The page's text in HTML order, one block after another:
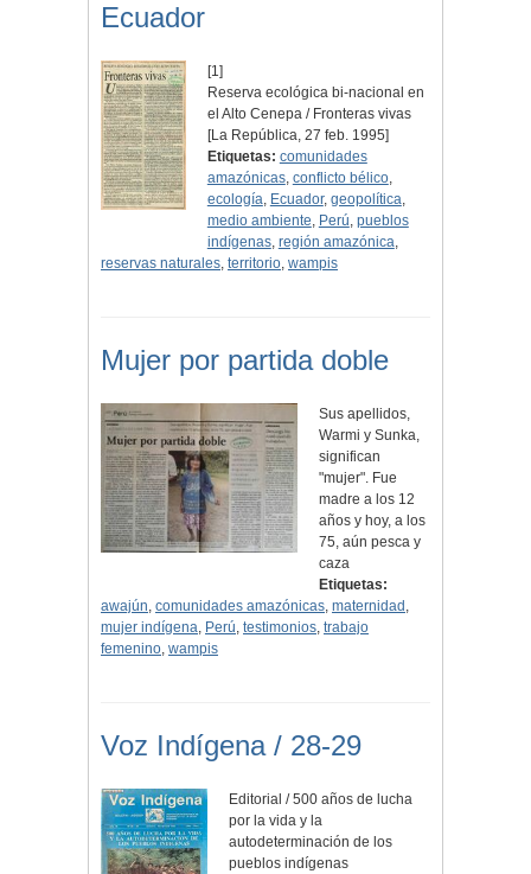
Ecuador
[1]
Reserva ecológica bi-nacional en
el Alto Cenepa / Fronteras vivas
[La República, 27 feb. 1995]
Etiquetas: comunidades
amazónicas, conflicto bélico,
ecología, Ecuador, geopolítica,
medio ambiente, Perú, pueblos
indígenas, región amazónica,
reservas naturales, territorio, wampis
Mujer por partida doble
Sus apellidos,
Warmi y Sunka,
significan
"mujer". Fue
madre a los 12
años y hoy, a los
75, aún pesca y
caza
Etiquetas:
awajún, comunidades amazónicas, maternidad ,
mujer indígena, Perú, testimonios, trabajo
femenino, wampis
Voz Indígena / 28-29
Editorial / 500 años de lucha
por la vida y la
autodeterminación de los
pueblos indígenas